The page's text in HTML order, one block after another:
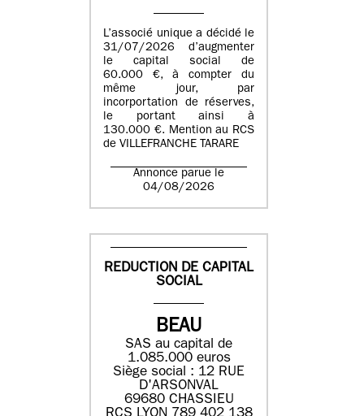
L’associé unique a décidé le
31/07/2026 d’augmenter
le capital social de
60.000 €, à compter du
même jour, par
incorportation de réserves,
le portant ainsi à
130.000 €. Mention au RCS
de VILLEFRANCHE TARARE
Annonce parue le
04/08/2026
REDUCTION DE CAPITAL
SOCIAL
BEAU
SAS au capital de
1.085.000 euros
Siège social : 12 RUE
D'ARSONVAL
69680 CHASSIEU